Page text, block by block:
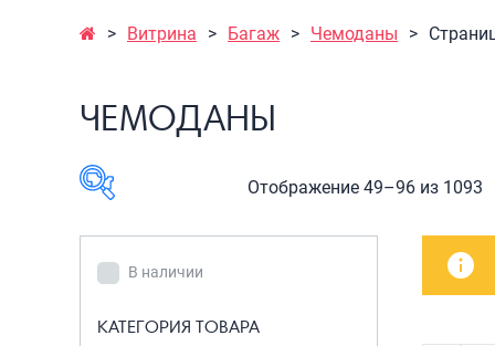
Чемоданы детские
животных
Рюкзаки детские для
САКВОЯЖИ
Сумки
Сумки
Сумки
Сумки-
Витрина Багаж Чемоданы
ЧЕМОДАНЫ
ТОВАРА
Отображение 49–96 из 1093
В наличии
КАТЕГОРИЯ ТОВАРА